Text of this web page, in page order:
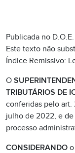
Publicada no
Este texto não
Índice Remissivo:
O
TRIBUTÁRIOS DE
conferidas pelo art.
julho de 2022, e
processo
CONSIDERANDO